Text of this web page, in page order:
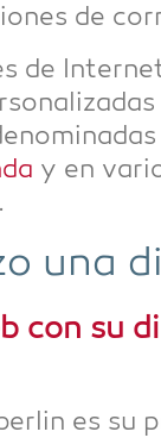
de
de
y en
una
con su
es su